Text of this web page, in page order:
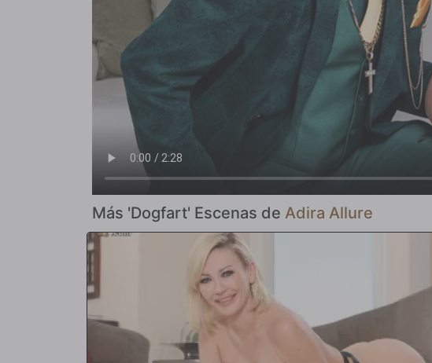
Más 'Dogfart' Escenas de Adira Allure